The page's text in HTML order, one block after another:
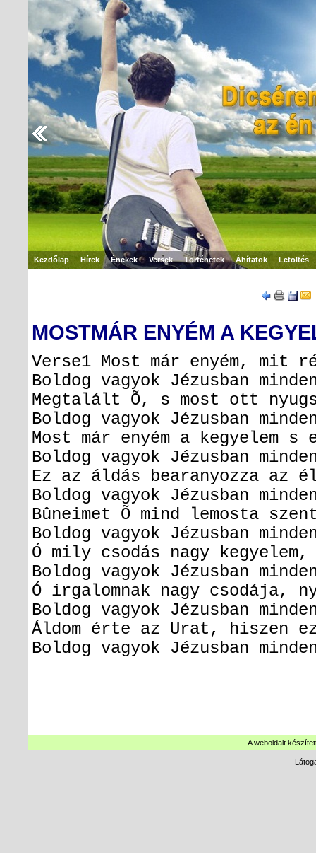
Kezdőlap Hírek Énekek Versek Történetek Áhítatok Letöltés
MOSTMÁR ENYÉM A
Verse1 Most már enyém, mit
Boldog vagyok Jézusban
Megtalált Õ, s most ott
Boldog vagyok Jézusban
Most már enyém a kegyelem s
Boldog vagyok Jézusban
Ez az áldás bearanyozza az
Boldog vagyok Jézusban
Bûneimet Õ mind lemosta
Boldog vagyok Jézusban
Ó mily csodás nagy
Boldog vagyok Jézusban
Ó irgalomnak nagy csodája,
Boldog vagyok Jézusban
Áldom érte az Urat, hiszen
Boldog vagyok Jézusban
A weboldalt